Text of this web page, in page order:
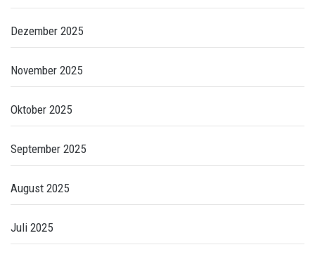
Dezember 2025
November 2025
Oktober 2025
September 2025
August 2025
Juli 2025